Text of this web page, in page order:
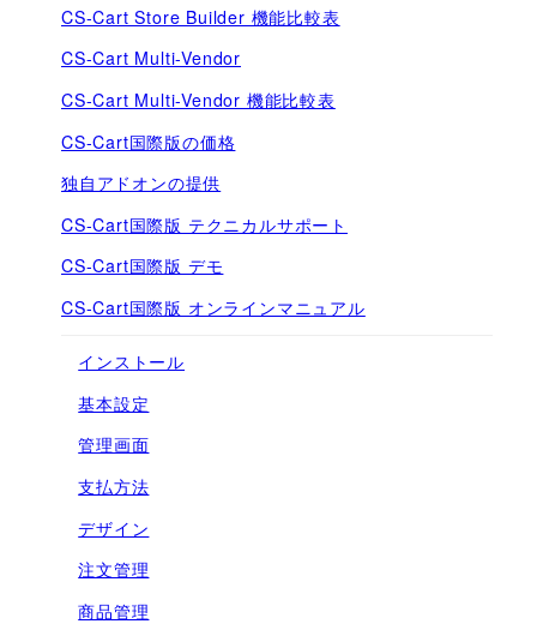
CS-Cart Store Builder 機能比較表
CS-Cart Multi-Vendor
CS-Cart Multi-Vendor 機能比較表
CS-Cart国際版の価格
独自アドオンの提供
CS-Cart国際版 テクニカルサポート
CS-Cart国際版 デモ
CS-Cart国際版 オンラインマニュアル
インストール
基本設定
管理画面
支払方法
デザイン
注文管理
商品管理